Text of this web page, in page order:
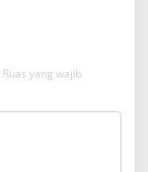
Ruas yang wajib